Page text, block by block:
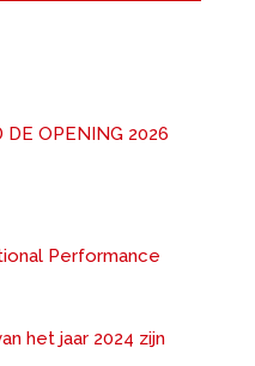
DE OPENING 2026
Performance
het jaar 2024 zijn